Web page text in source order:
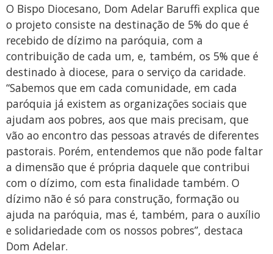
O Bispo Diocesano, Dom Adelar Baruffi explica que
o projeto consiste na destinação de 5% do que é
recebido de dízimo na paróquia, com a
contribuição de cada um, e, também, os 5% que é
destinado à diocese, para o serviço da caridade.
“Sabemos que em cada comunidade, em cada
paróquia já existem as organizações sociais que
ajudam aos pobres, aos que mais precisam, que
vão ao encontro das pessoas através de diferentes
pastorais. Porém, entendemos que não pode faltar
a dimensão que é própria daquele que contribui
com o dízimo, com esta finalidade também. O
dízimo não é só para construção, formação ou
ajuda na paróquia, mas é, também, para o auxílio
e solidariedade com os nossos pobres”, destaca
Dom Adelar.